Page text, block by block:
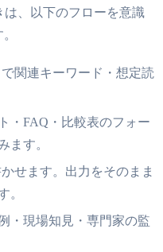
、以下のフローを意識
で関連キーワード・想定読
・FAQ・比較表のフォー
ます。
せます。出力をそのまま
。
・現場知見・専門家の監